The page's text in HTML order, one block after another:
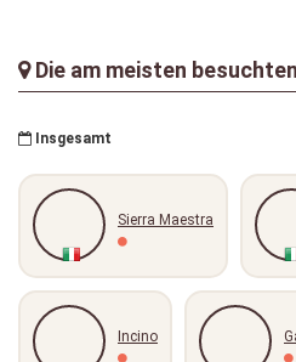
Die am meisten
Insgesamt
Sierra Maestra
Incino